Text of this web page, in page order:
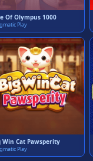
Of Olympus 1000
Play
Win Cat Pawsperity
Play